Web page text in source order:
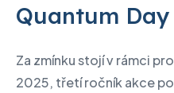
Quantum Day
Za zmínku stojí v rámci
2025, třetí ročník akce